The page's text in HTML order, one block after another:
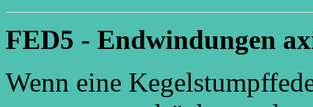
FED5 - Endwindungen
Wenn eine